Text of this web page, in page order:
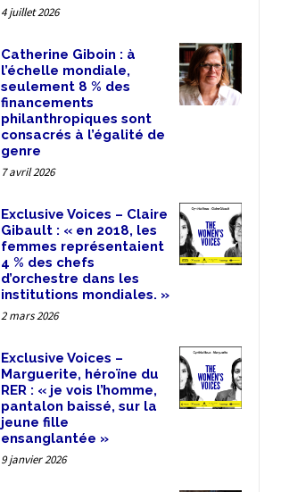
4 juillet 2026
Catherine Giboin : à
l’échelle mondiale,
seulement 8 % des
financements
philanthropiques sont
consacrés à l’égalité de
genre
7 avril 2026
Exclusive Voices – Claire
Gibault : « en 2018, les
femmes représentaient
4 % des chefs
d’orchestre dans les
institutions mondiales. »
2 mars 2026
Exclusive Voices –
Marguerite, héroïne du
RER : « je vois l’homme,
pantalon baissé, sur la
jeune fille
ensanglantée »
9 janvier 2026